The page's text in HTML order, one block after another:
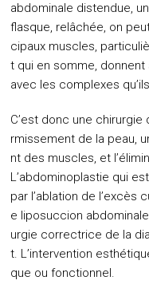
abdominale distendue,
flasque, relâchée, on
cipaux muscles,
t qui en somme,
avec les complexes
C’est donc une
rmissement de la peau,
nt des muscles, et
L’abdominoplastie qui
par l’ablation de l’excès
e liposuccion
urgie correctrice de la
t. L’intervention
que ou fonctionnel.